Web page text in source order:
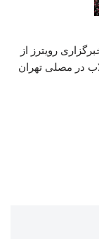
رویترز از
در مصلی تهران